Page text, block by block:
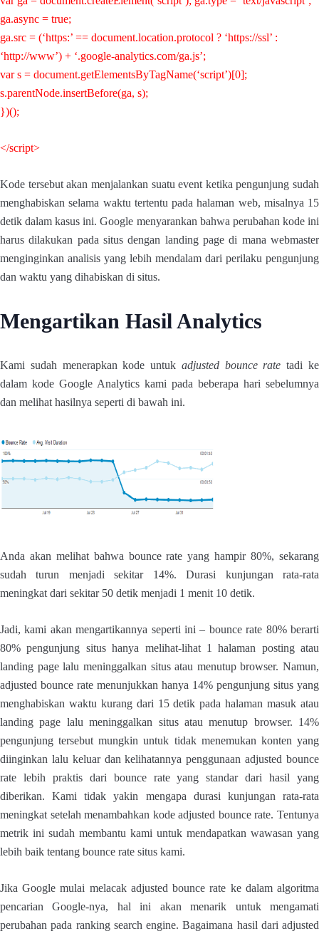
ga.async = true;
ga.src = (‘https:’ == document.location.protocol ? ‘https://ssl’ :
‘http://www’) + ‘.google-analytics.com/ga.js’;
var s = document.getElementsByTagName(‘script’)[0];
s.parentNode.insertBefore(ga, s);
})();
</script>
Kode tersebut akan menjalankan suatu event ketika pengunjung sudah
menghabiskan selama waktu tertentu pada halaman web, misalnya 15
detik dalam kasus ini. Google menyarankan bahwa perubahan kode ini
harus dilakukan pada situs dengan landing page di mana webmaster
menginginkan analisis yang lebih mendalam dari perilaku pengunjung
dan waktu yang dihabiskan di situs.
Mengartikan Hasil Analytics
Kami sudah menerapkan kode untuk adjusted bounce rate tadi ke
dalam kode Google Analytics kami pada beberapa hari sebelumnya
dan melihat hasilnya seperti di bawah ini.
Anda akan melihat bahwa bounce rate yang hampir 80%, sekarang
sudah turun menjadi sekitar 14%. Durasi kunjungan rata-rata
meningkat dari sekitar 50 detik menjadi 1 menit 10 detik.
Jadi, kami akan mengartikannya seperti ini – bounce rate 80% berarti
80% pengunjung situs hanya melihat-lihat 1 halaman posting atau
landing page lalu meninggalkan situs atau menutup browser. Namun,
adjusted bounce rate menunjukkan hanya 14% pengunjung situs yang
menghabiskan waktu kurang dari 15 detik pada halaman masuk atau
landing page lalu meninggalkan situs atau menutup browser. 14%
pengunjung tersebut mungkin untuk tidak menemukan konten yang
diinginkan lalu keluar dan kelihatannya penggunaan adjusted bounce
rate lebih praktis dari bounce rate yang standar dari hasil yang
diberikan. Kami tidak yakin mengapa durasi kunjungan rata-rata
meningkat setelah menambahkan kode adjusted bounce rate. Tentunya
metrik ini sudah membantu kami untuk mendapatkan wawasan yang
lebih baik tentang bounce rate situs kami.
Jika Google mulai melacak adjusted bounce rate ke dalam algoritma
pencarian Google-nya, hal ini akan menarik untuk mengamati
perubahan pada ranking search engine. Bagaimana hasil dari adjusted